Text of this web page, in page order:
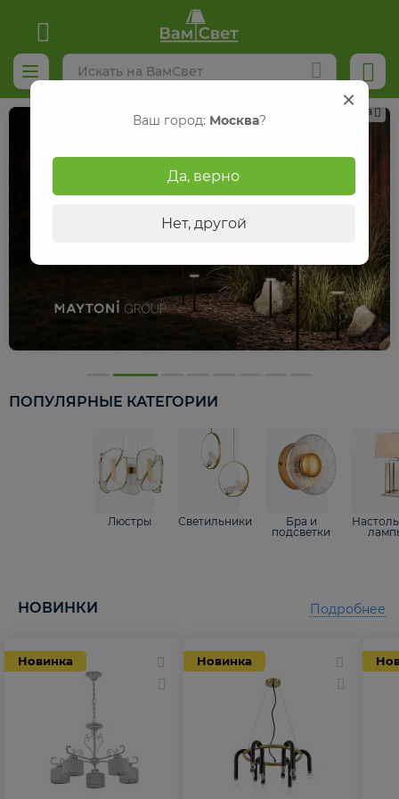
Реклама
ПОПУЛЯРНЫЕ КАТЕГОРИИ
Люстры Светильники
Бра и
подсветки
НОВИНКИ
Новинка Новинка
Подробнее
Ваш город: Москва?
Да, верно
Нет, другой